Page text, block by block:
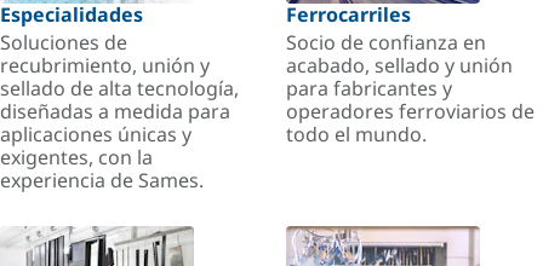
Especialidades
Soluciones de
recubrimiento, unión y
sellado de alta tecnología,
diseñadas a medida para
aplicaciones únicas y
exigentes, con la
experiencia de Sames.
Ferrocarriles
Socio de confianza en
acabado, sellado y unión
para fabricantes y
operadores ferroviarios de
todo el mundo.